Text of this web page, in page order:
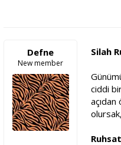
ş
l
a
t
a
n
g
ı
ç
t
a
r
i
h
Defne
New member
Silah
ciddi